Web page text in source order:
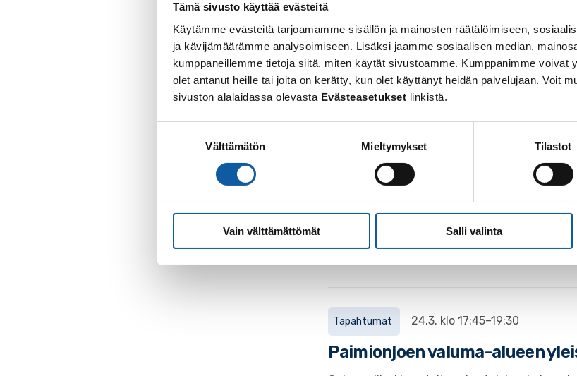
Tämä sivusto käyttää evästeitä
Käytämme evästeitä tarjoamamme sisällön ja mainosten räätälöimiseen,
ja kävijämäärämme analysoimiseen. Lisäksi jaamme sosiaalisen median,
kumppaneillemme tietoja siitä, miten käytät sivustoamme. Kumppanimme voivat
olet antanut heille tai joita on kerätty, kun olet käyttänyt heidän palvelujaan. Voit
sivuston alalaidassa olevasta Evästeasetukset linkistä.
Välttämätön Mieltymykset Tilastot
Vain välttämättömät Salli valinta
Tapahtumat 15.12. klo 10:00–11:00
Jokitalkkarihankkeen
Lounais-Suomen vesiensuojeluyhdistys ry:n
15.12.2022 klo 10:00-11:00
Kotitalouksien jäteöljyt ja
osallistu kyselyyn
Tapahtumat 24.3. klo 17:45–19:30
Paimionjoen valuma-alueen